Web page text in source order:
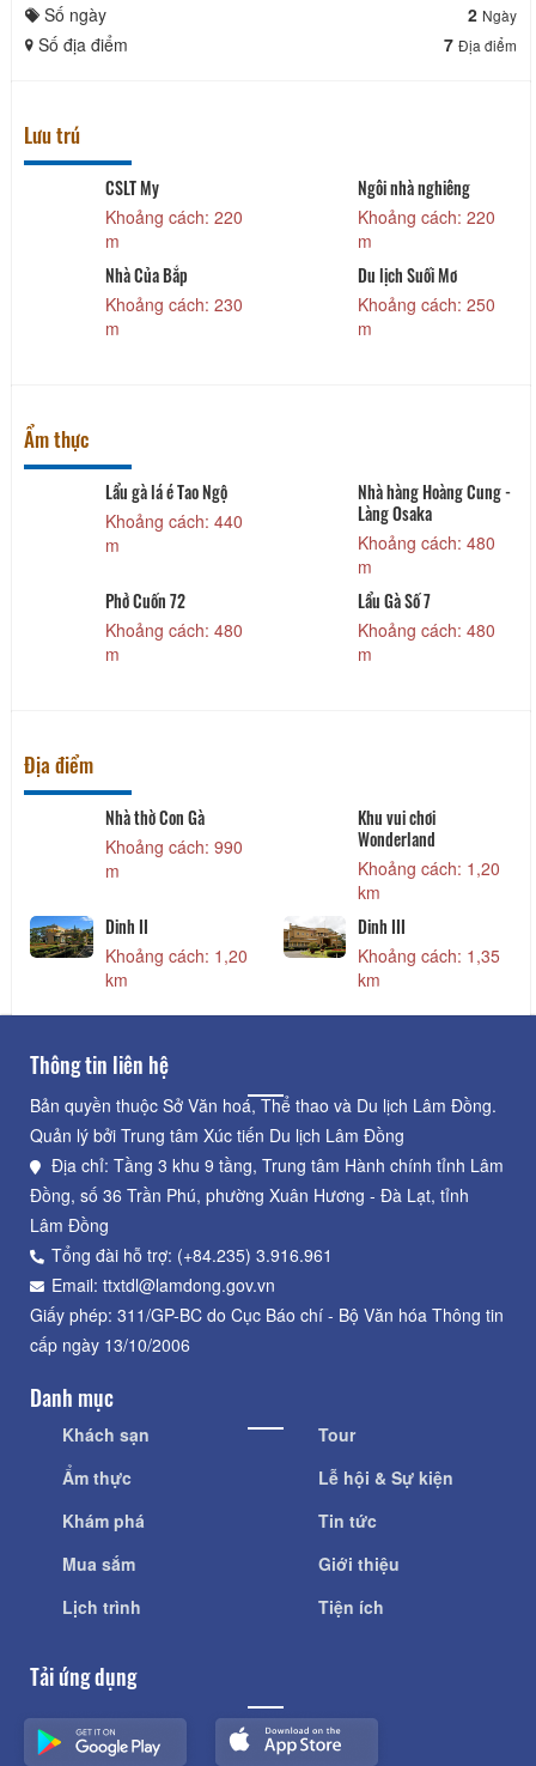
Số ngày
2 Ngày
Số địa điểm 7 Địa điểm
Lưu trú
CSLT My
Khoảng cách: 220
m
Ngôi nhà nghiêng
Khoảng cách: 220
m
Nhà Của Bắp
Khoảng cách: 230
m
Du lịch Suối Mơ
Khoảng cách: 250
m
Ẩm thực
Lẩu gà lá é Tao Ngộ
Khoảng cách: 440
m
Nhà hàng Hoàng Cung -
Làng Osaka
Khoảng cách: 480
m
Phở Cuốn 72
Khoảng cách: 480
m
Lẩu Gà Số 7
Khoảng cách: 480
m
Địa điểm
Nhà thờ Con Gà
Khoảng cách: 990
m
Khu vui chơi
Wonderland
Khoảng cách: 1,20
km
Dinh II
Khoảng cách: 1,20
km
Dinh III
Khoảng cách: 1,35
km
Thông tin liên hệ
Bản quyền thuộc Sở Văn hoá, Thể thao và Du lịch Lâm Đồng.
Quản lý bởi Trung tâm Xúc tiến Du lịch Lâm Đồng
Địa chỉ: Tầng 3 khu 9 tầng, Trung tâm Hành chính tỉnh Lâm
Đồng, số 36 Trần Phú, phường Xuân Hương - Đà Lạt, tỉnh
Lâm Đồng
Tổng đài hỗ trợ: (+84.235) 3.916.961
Email: ttxtdl@lamdong.gov.vn
Giấy phép: 311/GP-BC do Cục Báo chí - Bộ Văn hóa Thông tin
cấp ngày 13/10/2006
Danh mục
Khách sạn
Ẩm thực
Khám phá
Mua sắm
Lịch trình
Tour
Lễ hội & Sự kiện
Tin tức
Giới thiệu
Tiện ích
Tải ứng dụng